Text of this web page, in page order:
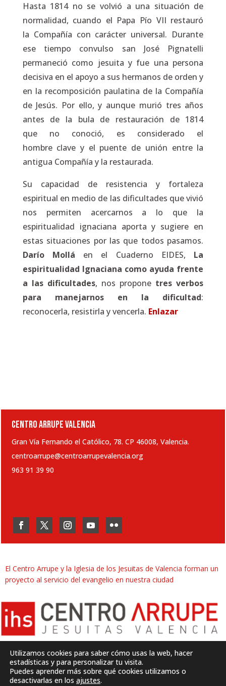
Hasta 1814 no se volvió a una situación de
normalidad, cuando el Papa Pío VII restauró
la Compañía con carácter universal. Durante
ese tiempo convulso san José Pignatelli
permaneció como jesuita y fue una persona
decisiva en el apoyo a sus hermanos de orden y
en la recomposición paulatina de la Compañía
de Jesús. Por ello, y aunque murió tres años
antes de la bula de restauración de 1814
que no conoció, es considerado el
hombre clave y el puente de unión entre la
antigua Compañía y la restaurada.
Su capacidad de resistencia y fortaleza
espiritual en medio de las dificultades que vivió
nos permiten acercarnos a lo que la
espiritualidad ignaciana aporta y sugiere en
estas situaciones por las que todos pasamos.
Darío Mollá en el Cuaderno EIDES, La
espiritualidad Ignaciana como ayuda frente
a las dificultades, nos propone tres verbos
para manejarnos en la dificultad:
reconocerla, resistirla y vencerla. Enlazar
CENTRO ARRUPE VALENCIA
Gran Vía Fernando el Católico, 78. CP 46008, Valencia.
centroarrupe@centroarrupevalencia.org
963 91 39 90
El Centro Arrupe y la Iglesia de los Jesuitas de Valencia forman un
proyecto al servicio del evangelio en nuestra ciudad
Desarrollado porSJDigital
Utilizamos cookies para saber cómo usas la web, hacer
estadísticas y para personalizar tu visita.
Puedes aprender más sobre qué cookies utilizamos o
desactivarlas en los ajustes.